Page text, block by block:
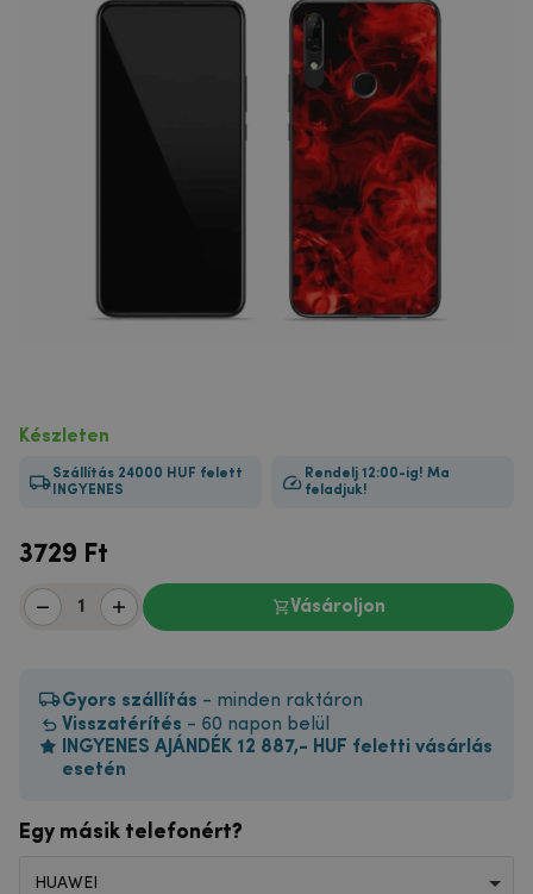
Készleten
Szállítás 24000 HUF felett
INGYENES
Rendelj 12:00-ig! Ma
feladjuk!
3729 Ft
Vásároljon
Gyors szállítás - minden raktáron
Visszatérítés - 60 napon belül
INGYENES AJÁNDÉK 12 887,- HUF feletti vásárlás
esetén
Egy másik telefonért?
HUAWEI